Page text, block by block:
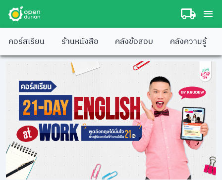
คอร์สเรียน ร้านหนังสือ คลังข้อสอบ คลังความรู้